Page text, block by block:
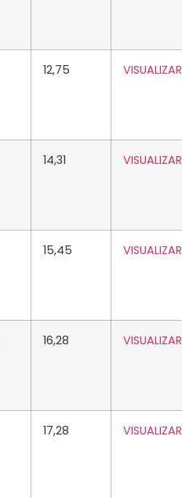
12,75 VISUALIZAR
14,31 VISUALIZAR
15,45 VISUALIZAR
16,28 VISUALIZAR
17,28 VISUALIZAR